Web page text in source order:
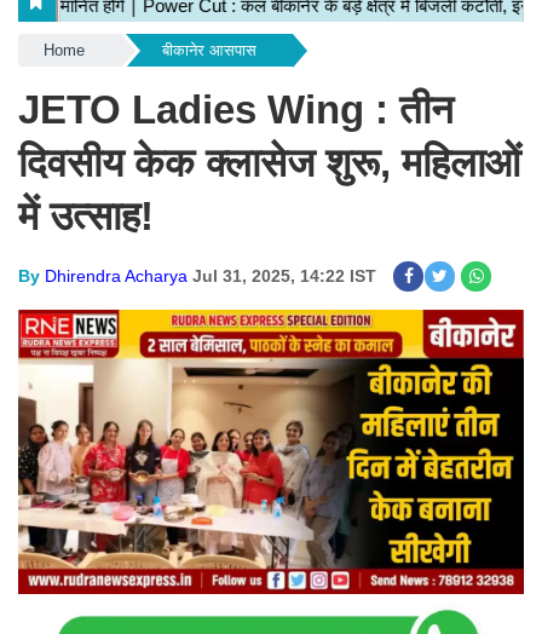
Home बीकानेर आसपास
JETO Ladies Wing : तीन
दिवसीय केक क्लासेज शुरू, महिलाओं
में उत्साह!
By Dhirendra Acharya Jul 31, 2025, 14:22 IST